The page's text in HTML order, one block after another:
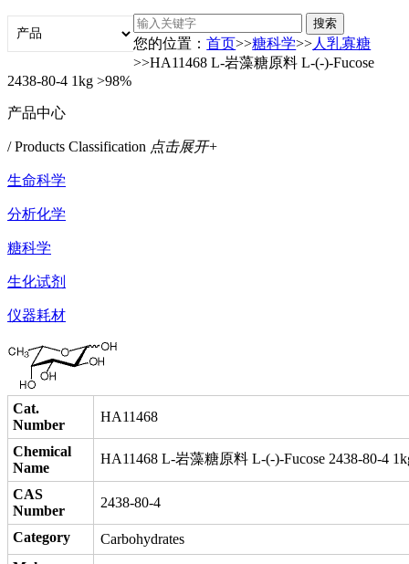
您的位置：首页>>糖科学>>人乳寡糖
>>HA11468 L-岩藻糖原料 L-(-)-Fucose
2438-80-4 1kg >98%
产品中心
/ Products Classification 点击展开+
生命科学
分析化学
糖科学
生化试剂
仪器耗材
Cat.
Number
HA11468
Chemical
Name
HA11468 L-岩藻糖原料 L-(-)-Fucose 2438-80-4
CAS
Number
2438-80-4
Category
Carbohydrates